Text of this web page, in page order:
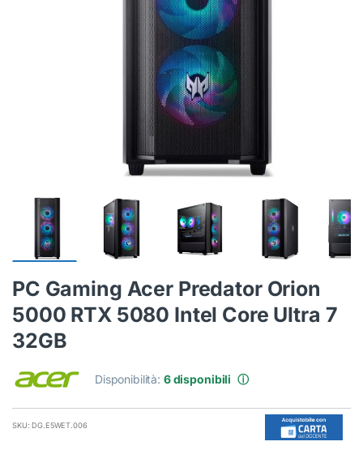
PC Gaming Acer Predator Orion
5000 RTX 5080 Intel Core Ultra 7
32GB
Disponibilità: 6 disponibili ⓘ
SKU: DG.E5WET.006